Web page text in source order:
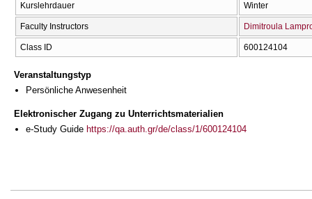
Kurslehrdauer Winter
Faculty Instructors Dimitroula
Class ID 600124104
Veranstaltungstyp
Persönliche Anwesenheit
Elektronischer Zugang zu Unterrichtsmaterialien
e-Study Guide https://qa.auth.gr/de/class/1/600124104